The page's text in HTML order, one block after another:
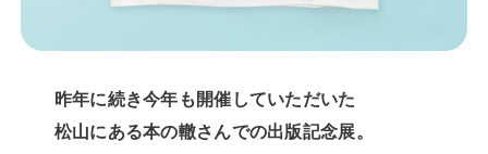
昨年に続き今年も開催していただいた
松山にある本の轍さんでの出版記念展。